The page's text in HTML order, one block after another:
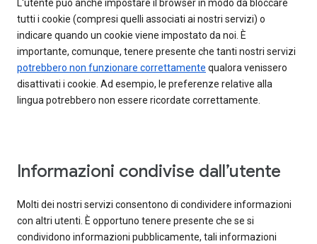
L'utente può anche impostare il browser in modo da bloccare
tutti i cookie (compresi quelli associati ai nostri servizi) o
indicare quando un cookie viene impostato da noi. È
importante, comunque, tenere presente che tanti nostri servizi
potrebbero non funzionare correttamente qualora venissero
disattivati i cookie. Ad esempio, le preferenze relative alla
lingua potrebbero non essere ricordate correttamente.
Informazioni condivise dall’utente
Molti dei nostri servizi consentono di condividere informazioni
con altri utenti. È opportuno tenere presente che se si
condividono informazioni pubblicamente, tali informazioni